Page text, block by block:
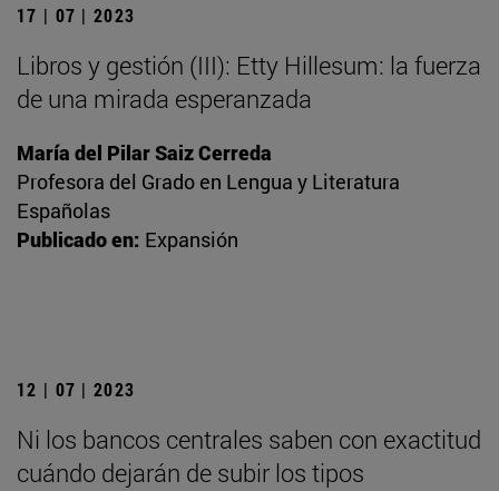
17 | 07 | 2023
Libros y gestión (III): Etty Hillesum: la fuerza
de una mirada esperanzada
María del Pilar Saiz Cerreda
Profesora del Grado en Lengua y Literatura
Españolas
Publicado en: Expansión
12 | 07 | 2023
Ni los bancos centrales saben con exactitud
cuándo dejarán de subir los tipos